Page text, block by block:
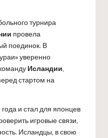
турнира
провела
поединок. В
уверенно
Исландии,
стартом на
и стал для японцев
игровые связи,
Исландцы, в свою